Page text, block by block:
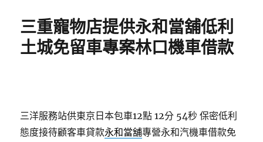
三重寵物店提供永和當舖低利
土城免留車專案林口機車借款
三洋服務站供東京日本包車12點 12分 54秒 保密低利
態度接待顧客車貸款永和當舖專營永和汽機車借款免